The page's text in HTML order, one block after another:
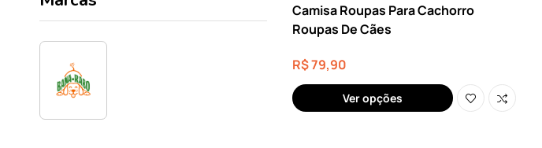
Camisa Roupas Para Cachorro
Roupas De Cães
R$79,90
Ver opções